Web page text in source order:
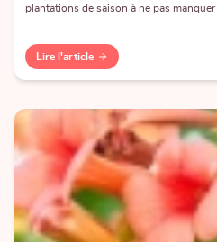
plantations de saison à ne pas manquer
Lire l'article